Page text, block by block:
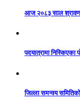
आज २०८३ साल श्रावण
पदयात्रामा निस्किएका
जिल्ला समन्वय